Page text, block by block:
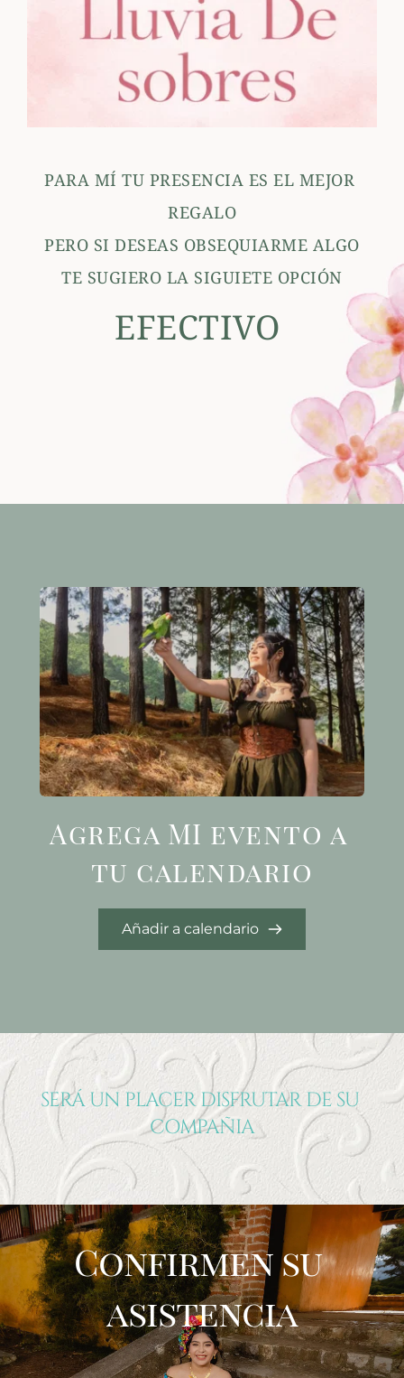
PARA MÍ TU PRESENCIA ES EL MEJOR
REGALO
PERO SI DESEAS OBSEQUIARME ALGO
TE SUGIERO LA SIGUIETE OPCIÓN
EFECTIVO
Agrega MI evento a
tu calendario
Añadir a calendario
SERÁ UN PLACER DISFRUTAR DE SU
COMPAÑIA
Confirmen su
asistencia